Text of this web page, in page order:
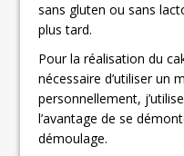
sans gluten ou sans
plus tard.
Pour la réalisation du
nécessaire d’utiliser un
personnellement,
l’avantage de se
démoulage.